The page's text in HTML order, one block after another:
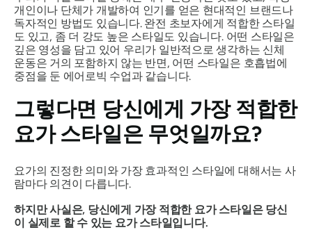
개인이나 단체가 개발하여 인기를 얻은 현대적인 브랜드나
독자적인 방법도 있습니다. 완전 초보자에게 적합한 스타일
도 있고, 좀 더 강도 높은 스타일도 있습니다. 어떤 스타일은
깊은 영성을 담고 있어 우리가 일반적으로 생각하는 신체
운동은 거의 포함하지 않는 반면, 어떤 스타일은 호흡법에
중점을 둔 에어로빅 수업과 같습니다.
그렇다면 당신에게 가장 적합한
요가 스타일은 무엇일까요?
요가의 진정한 의미와 가장 효과적인 스타일에 대해서는 사
람마다 의견이 다릅니다.
하지만 사실은, 당신에게 가장 적합한 요가 스타일은 당신
이 실제로 할 수 있는 요가 스타일입니다.